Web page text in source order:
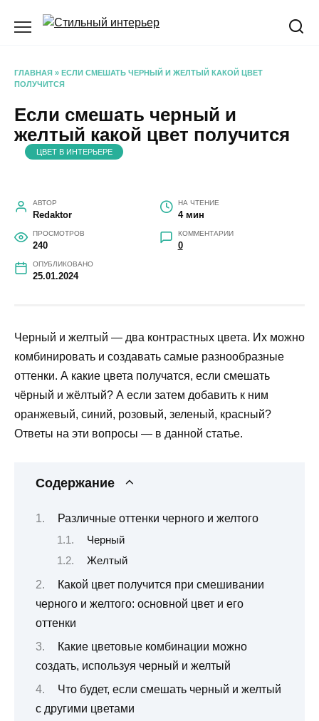
ГЛАВНАЯ » ЕСЛИ СМЕШАТЬ ЧЕРНЫЙ И ЖЕЛТЫЙ КАКОЙ ЦВЕТ
ПОЛУЧИТСЯ
Если смешать черный и
желтый какой цвет получится
ЦВЕТ В ИНТЕРЬЕРЕ
АВТОР
Redaktor
НА ЧТЕНИЕ
4 мин
ПРОСМОТРОВ
240
КОММЕНТАРИИ
0
ОПУБЛИКОВАНО
25.01.2024
Черный и желтый — два контрастных цвета. Их можно
комбинировать и создавать самые разнообразные
оттенки. А какие цвета получатся, если смешать
чёрный и жёлтый? А если затем добавить к ним
оранжевый, синий, розовый, зеленый, красный?
Ответы на эти вопросы — в данной статье.
Содержание
Различные оттенки черного и желтого
Черный
Желтый
Какой цвет получится при смешивании
черного и желтого: основной цвет и его
оттенки
Какие цветовые комбинации можно
создать, используя черный и желтый
Что будет, если смешать черный и желтый
с другими цветами